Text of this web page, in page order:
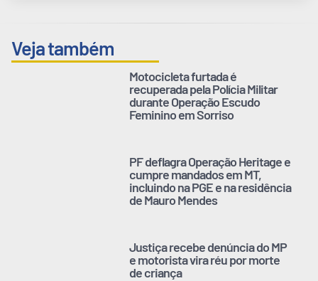
Veja também
Motocicleta furtada é
recuperada pela Polícia Militar
durante Operação Escudo
Feminino em Sorriso
PF deflagra Operação Heritage e
cumpre mandados em MT,
incluindo na PGE e na residência
de Mauro Mendes
Justiça recebe denúncia do MP
e motorista vira réu por morte
de criança